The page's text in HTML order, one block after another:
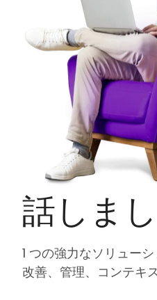
話しま
1 つの強力なソリュー
改善、管理、コンテキ